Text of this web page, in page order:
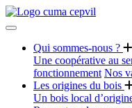
Qui sommes-nous ?
Une coopérative au
fonctionnement Nos
Les origines du bois
Un bois local